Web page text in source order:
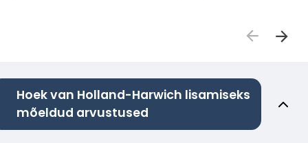
Hoek van Holland-Harwich lisamiseks
mõeldud arvustused